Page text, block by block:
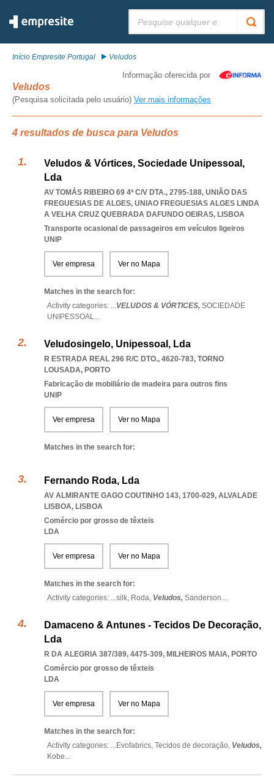
Início Empresite Portugal Veludos
Informação oferecida por
Veludos
(Pesquisa solicitada pelo usuário) Ver mais informações
4 resultados de busca para Veludos
Veludos & Vórtices, Sociedade Unipessoal,
Lda
AV TOMÁS RIBEIRO 69 4ª C/V DTA., 2795-188, UNIÃO DAS
FREGUESIAS DE ALGES, UNIAO FREGUESIAS ALGES LINDA
A VELHA CRUZ QUEBRADA DAFUNDO OEIRAS, LISBOA
Transporte ocasional de passageiros em veículos ligeiros
UNIP
Ver empresa Ver no Mapa
Matches in the search for:
Activity categories: ...VELUDOS & VÓRTICES, SOCIEDADE
UNIPESSOAL...
Veludosingelo, Unipessoal, Lda
R ESTRADA REAL 296 R/C DTO., 4620-783, TORNO
LOUSADA, PORTO
Fabricação de mobiliário de madeira para outros fins
UNIP
Ver empresa Ver no Mapa
Matches in the search for:
Fernando Roda, Lda
AV ALMIRANTE GAGO COUTINHO 143, 1700-029, ALVALADE
LISBOA, LISBOA
Comércio por grosso de têxteis
LDA
Ver empresa Ver no Mapa
Matches in the search for:
Activity categories: ...silk, Roda, Veludos, Sanderson...
Damaceno & Antunes - Tecidos De Decoração,
Lda
R DA ALEGRIA 387/389, 4475-309, MILHEIROS MAIA, PORTO
Comércio por grosso de têxteis
LDA
Ver empresa Ver no Mapa
Matches in the search for:
Activity categories: ...Evofabrics, Tecidos de decoração, Veludos,
Kobe...